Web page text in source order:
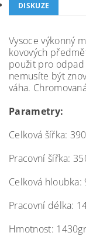
DISKUZE
Vysoce výkonný
kovových
použit pro odpad
nemusíte být
váha.
Parametry:
Celková šířka:
Pracovní šířka:
Celková hloubka:
Pracovní délka:
Hmotnost: 1430gr